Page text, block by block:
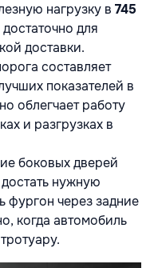
нагрузку в 745
для
доставки.
составляет
показателей в
облегчает работу
и разгрузках в
боковых дверей
нужную
фургон через задние
когда автомобиль